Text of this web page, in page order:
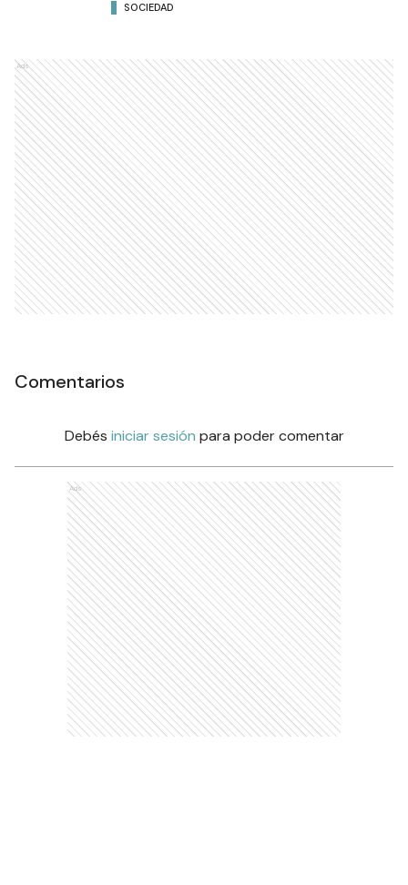
SOCIEDAD
Ads
Comentarios
Debés iniciar sesión para poder comentar
Ads